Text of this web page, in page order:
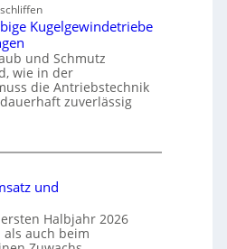
Kugelgewindetriebe
und Schmutz
wie in der
die Antriebstechnik
zuverlässig
und
Halbjahr 2026
als auch beim